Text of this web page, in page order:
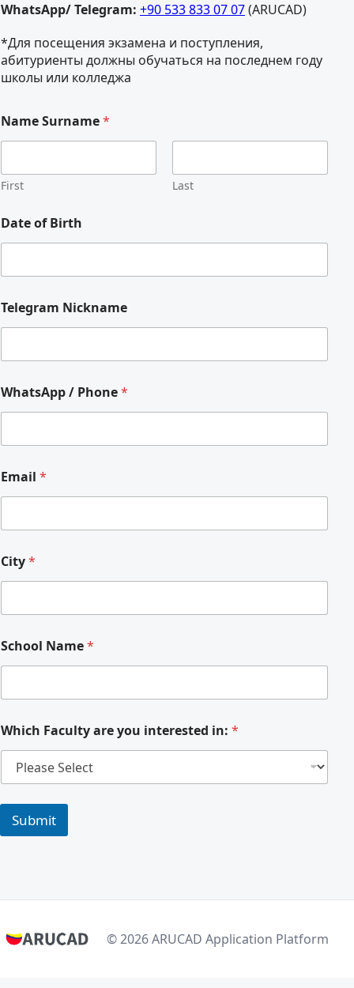
WhatsApp/ Telegram: +90 533 833 07 07(ARUCAD)
*Для посещения экзамена и поступления,
абитуриенты должны обучаться на последнем году
школы или колледжа
Name Surname*
First Last
Date of Birth
Telegram Nickname
WhatsApp / Phone*
Email *
City*
School Name*
Which Faculty are you interested in: *
C
m
Submit
© 2026 ARUCAD Application Platform